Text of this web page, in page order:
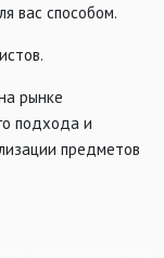
вас способом.
рынке
подхода и
предметов